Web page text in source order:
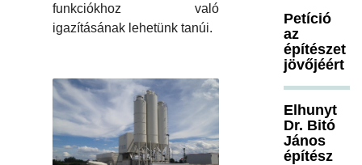
funkciókhoz való
igazításának lehetünk tanúi.
Petíció
az
építészet
jövőjéért
Elhunyt
Dr. Bitó
János
építész